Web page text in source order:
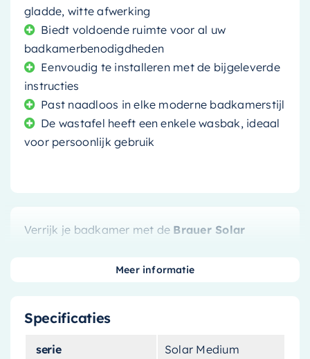
gladde, witte afwerking
Biedt voldoende ruimte voor al uw
badkamerbenodigdheden
Eenvoudig te installeren met de bijgeleverde
instructies
Past naadloos in elke moderne badkamerstijl
De wastafel heeft een enkele wasbak, ideaal
voor persoonlijk gebruik
Verrijk je badkamer met de Brauer Solar
is perfect voor wie houdt van
Specificaties
serie Solar Medium
Meer informatie